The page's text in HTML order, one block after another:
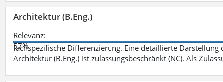
Architektur (B.Eng.)
Relevanz:
57%
fachspezifische Differenzierung. Eine detaillierte
Architektur (B.Eng.) ist zulassungsbeschränkt (NC). Als